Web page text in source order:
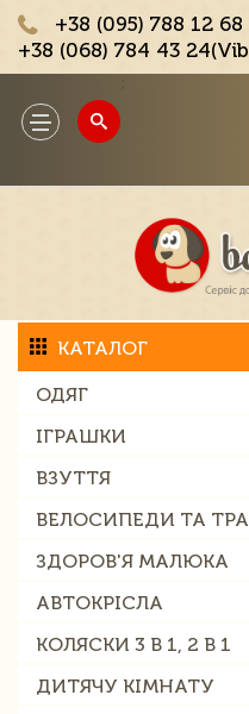
+38 (095) 788 12 68
+38 (068) 784 43
Toggle
navigation
КАТАЛОГ
ОДЯГ
ІГРАШКИ
ВЗУТТЯ
ВЕЛОСИПЕДИ ТА
ЗДОРОВ'Я МАЛЮКА
АВТОКРІСЛА
КОЛЯСКИ 3 В 1, 2 В 1
ДИТЯЧУ КІМНАТУ